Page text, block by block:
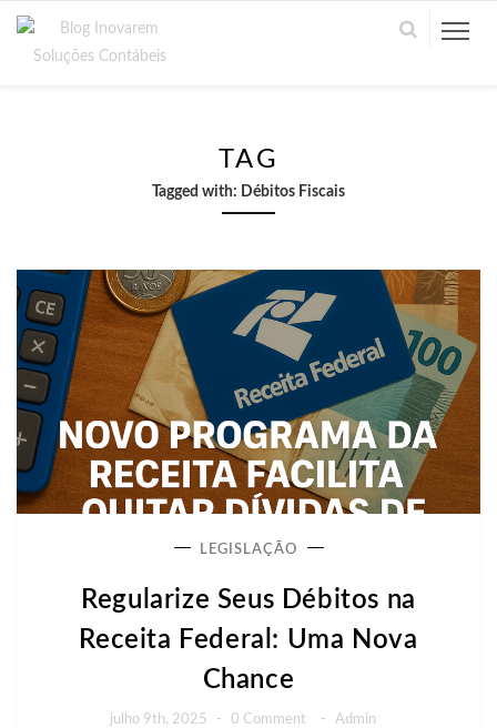
TAG
Tagged with: Débitos Fiscais
LEGISLAÇÃO
Regularize Seus Débitos na
Receita Federal: Uma Nova
Chance
julho 9th, 2025 - 0 Comment - Admin